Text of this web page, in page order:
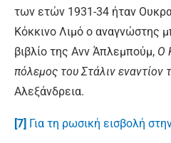
των ετών 1931-34 ήταν
Κόκκινο Λιμό ο αναγνώστης
βιβλίο της Ανν Άπλεμπούμ, Ο
πόλεμος του Στάλιν εναντίον
Αλεξάνδρεια.
[7] Για τη ρωσική εισβολή